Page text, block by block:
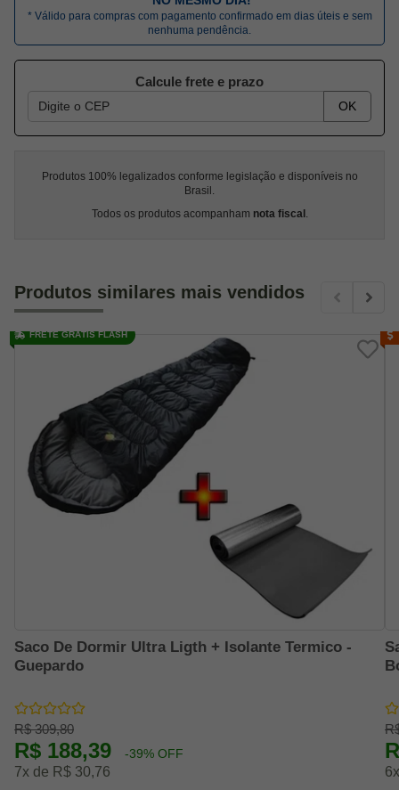
* Válido para compras com pagamento confirmado em dias úteis e sem
nenhuma pendência.
Calcule frete e prazo
OK
Produtos 100% legalizados conforme legislação e disponíveis no
Brasil.
Todos os produtos acompanham nota fiscal.
Produtos similares mais vendidos
Saco De Dormir Ultra Ligth + Isolante Termico -
Guepardo
R$ 309,80
R$ 188,39 -39% OFF
7x de R$ 30,76
FRETE GRÁTIS FLASH